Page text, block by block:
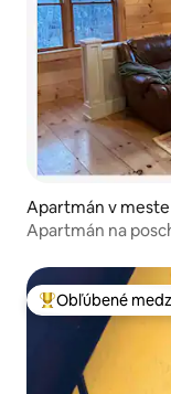
Apartmán v
Apartmán na
Najobľúbenejšie
Obľúbené